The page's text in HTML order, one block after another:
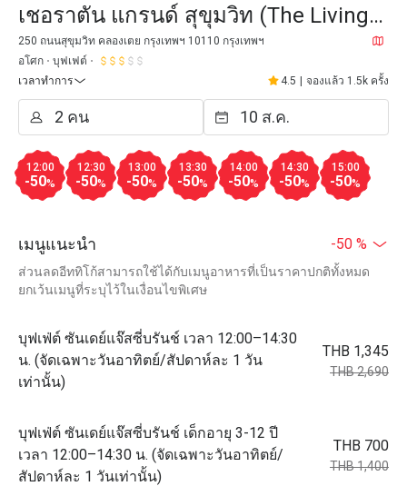
เชอราตัน แกรนด์ สุขุมวิท (The Living
Room @ Sheraton Grande Sukhumvit
Hotel)
250 ถนนสุขุมวิท คลองเตย กรุงเทพฯ 10110 กรุงเทพฯ
อโศก
บุฟเฟต์
เวลาทำการ
4.5 จองแล้ว 1.5k ครั้ง
12:00
-50%
12:30
-50%
13:00
-50%
13:30
-50%
14:00
-50%
14:30
-50%
15:00
-50%
เมนูแนะนำ -50 %
ส่วนลดอีททิโก้สามารถใช้ได้กับเมนูอาหารที่เป็นราคาปกติทั้งหมด
ยกเว้นเมนูที่ระบุไว้ในเงื่อนไขพิเศษ
บุฟเฟ่ต์ ซันเดย์แจ๊สซี่บรันช์ เวลา 12:00–14:30
น. (จัดเฉพาะวันอาทิตย์/สัปดาห์ละ 1 วัน
เท่านั้น)
THB 1,345
THB 2,690
บุฟเฟ่ต์ ซันเดย์แจ๊สซี่บรันช์ เด็กอายุ 3-12 ปี
เวลา 12:00–14:30 น. (จัดเฉพาะวันอาทิตย์/
สัปดาห์ละ 1 วันเท่านั้น)
THB 700
THB 1,400